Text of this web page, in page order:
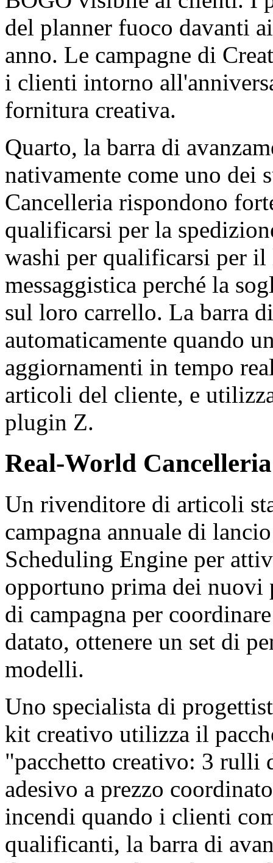
del planner fuoco davanti
anno. Le campagne di
i clienti intorno
fornitura creativa.
Quarto, la barra di
nativamente come uno
Cancelleria rispondono
qualificarsi per la
washi per qualificarsi per
messaggistica perché la
sul loro carrello. La barra
automaticamente quando
aggiornamenti in tempo
articoli del cliente, e
plugin Z.
Real-World
Un rivenditore di articoli
campagna annuale di
Scheduling Engine per
opportuno prima dei
di campagna per
datato, ottenere un set di
modelli.
Uno specialista di
kit creativo utilizza il
"pacchetto creativo: 3 rulli
adesivo a prezzo
incendi quando i clienti
qualificanti, la barra di